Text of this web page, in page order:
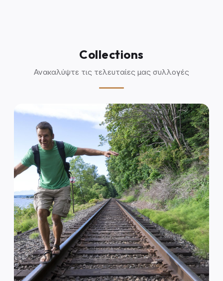
Collections
Ανακαλύψτε τις τελευταίες μας συλλογές